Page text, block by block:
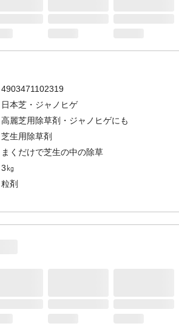
4903471102319
日本芝・ジャノヒゲ
高麗芝用除草剤・ジャノヒゲにも
芝生用除草剤
まくだけで芝生の中の除草
3㎏
粒剤
パラパラまくだけ